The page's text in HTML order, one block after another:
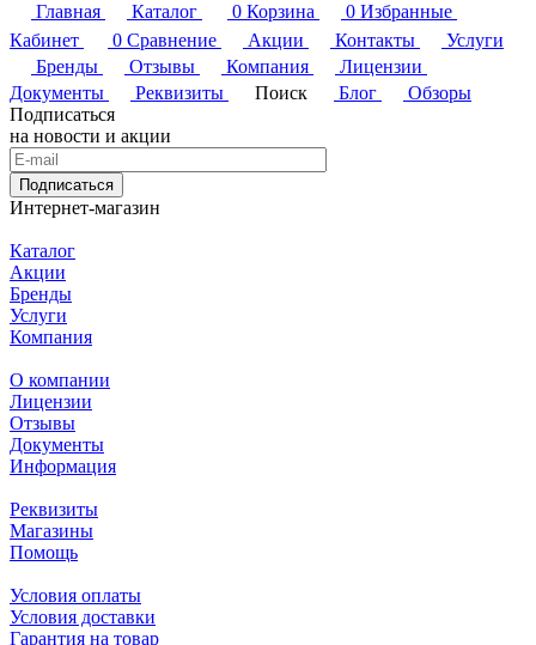
Главная Каталог 0 Корзина 0 Избранные
Кабинет
0 Сравнение Акции Контакты
Услуги
Бренды
Отзывы Компания
Лицензии
Документы
Реквизиты Поиск Блог
Обзоры
Подписаться
на новости и акции
Подписаться
Интернет-магазин
Каталог
Акции
Бренды
Услуги
Компания
О компании
Лицензии
Отзывы
Документы
Информация
Реквизиты
Магазины
Помощь
Условия оплаты
Условия доставки
Гарантия на товар